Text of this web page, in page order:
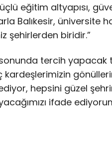
eğitim altyapısı,
Balıkesir, üniversite
şehirlerden biridir.”
sonunda tercih
kardeşlerimizin
hepsini güzel
ifade